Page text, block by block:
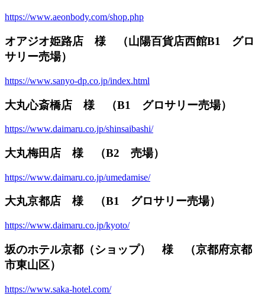
https://www.aeonbody.com/shop.php
オアジオ姫路店 様 （山陽百貨店西館B1 グロ
サリー売場）
https://www.sanyo-dp.co.jp/index.html
大丸心斎橋店 様 （B1 グロサリー売場）
https://www.daimaru.co.jp/shinsaibashi/
大丸梅田店 様 （B2 売場）
https://www.daimaru.co.jp/umedamise/
大丸京都店 様 （B1 グロサリー売場）
https://www.daimaru.co.jp/kyoto/
坂のホテル京都（ショップ） 様 （京都府京都
市東山区）
https://www.saka-hotel.com/